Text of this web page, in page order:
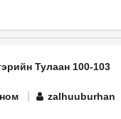
Тулаан 100-103
zalhuuburhan